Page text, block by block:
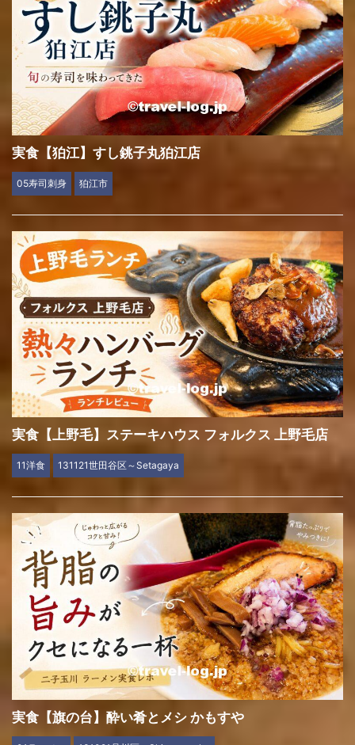
実食【狛江】すし銚子丸狛江店
05寿司刺身 狛江市
実食【上野毛】ステーキハウス フォルクス 上野毛店
11洋食 131121世田谷区～Setagaya
実食【旗の台】酔い肴とメシ かもすや